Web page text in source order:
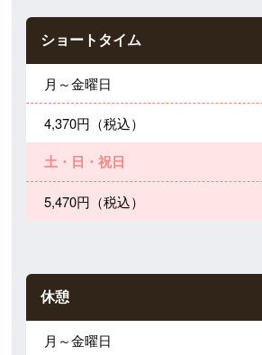
ショートタイム
月～金曜日
4,370円（税込）
土・日・祝日
5,470円（税込）
休憩
月～金曜日